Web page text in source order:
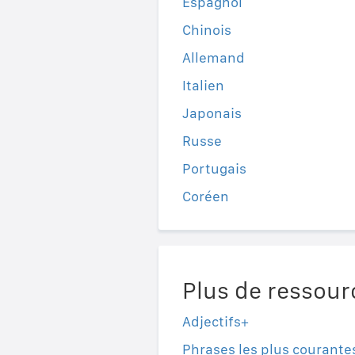
Chinois
Allemand
Italien
Japonais
Russe
Portugais
Coréen
Plus de
Adjectifs+
Phrases les plus